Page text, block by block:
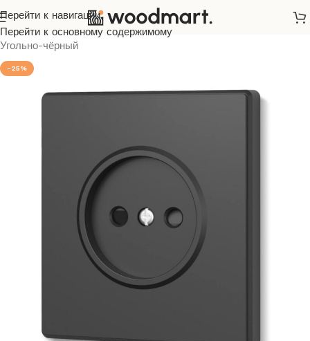
Перейти к навигации
Перейти к основному содержимому
Главная/ Розетки и выключатели/
Угольно-чёрный
-25%